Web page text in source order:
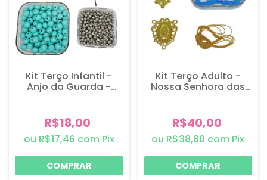
Kit Terço Infantil -
Anjo da Guarda -
R$18,00
R$17,46 com Pix
Kit Terço Adulto -
Nossa Senhora das
R$40,00
R$38,80 com Pix